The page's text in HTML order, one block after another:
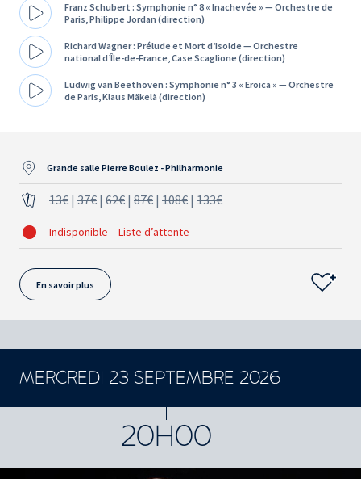
Franz Schubert : Symphonie n° 8 « Inachevée » — Orchestre de
Paris, Philippe Jordan (direction)
Richard Wagner : Prélude et Mort d’Isolde — Orchestre
national d’Île-de-France, Case Scaglione (direction)
Ludwig van Beethoven : Symphonie n° 3 « Eroica » — Orchestre
de Paris, Klaus Mäkelä (direction)
Grande salle Pierre Boulez - Philharmonie
13€ | 37€ | 62€ | 87€ | 108€ | 133€
Indisponible – Liste d’attente
En savoir plus
MERCREDI 23 SEPTEMBRE 2026
20H00